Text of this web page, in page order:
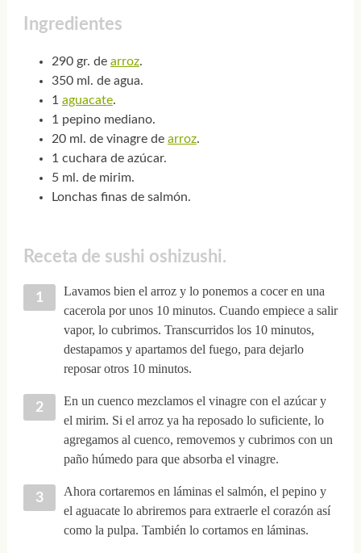
Ingredientes
290 gr. de arroz.
350 ml. de agua.
1 aguacate.
1 pepino mediano.
20 ml. de vinagre de arroz.
1 cuchara de azúcar.
5 ml. de mirim.
Lonchas finas de salmón.
Receta de sushi oshizushi.
Lavamos bien el arroz y lo ponemos a cocer en una
cacerola por unos 10 minutos. Cuando empiece a salir
vapor, lo cubrimos. Transcurridos los 10 minutos,
destapamos y apartamos del fuego, para dejarlo
reposar otros 10 minutos.
En un cuenco mezclamos el vinagre con el azúcar y
el mirim. Si el arroz ya ha reposado lo suficiente, lo
agregamos al cuenco, removemos y cubrimos con un
paño húmedo para que absorba el vinagre.
Ahora cortaremos en láminas el salmón, el pepino y
el aguacate lo abriremos para extraerle el corazón así
como la pulpa. También lo cortamos en láminas.